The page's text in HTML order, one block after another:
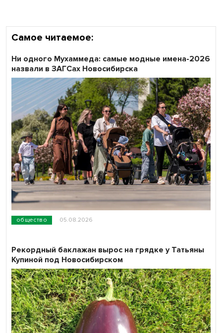
Самое читаемое:
общество 05.08.2026
Ни одного Мухаммеда: самые модные имена-2026
назвали в ЗАГСах Новосибирска
Рекордный баклажан вырос на грядке у Татьяны
Купиной под Новосибирском